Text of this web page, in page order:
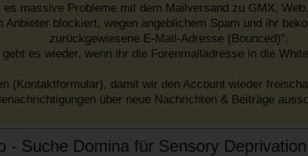
massive Probleme mit dem Mailversand zu GMX,
blockiert, wegen angeblichem Spam und ihr
zurückgewiesene E-Mail-Adresse (Bounced)".
es wieder, wenn ihr die Forenmailadresse in die
(Kontaktformular), damit wir den Account wieder
über neue Nachrichten & Beiträge
- Suche Domina für Sensory Deprivation